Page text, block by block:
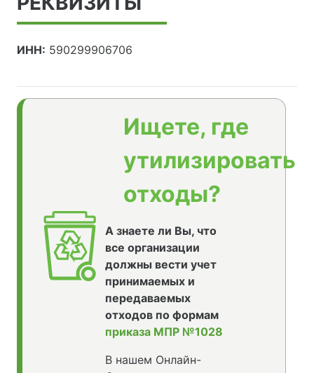
ИНН: 590299906706
Ищете, где
утилизировать
отходы?
А знаете ли Вы, что
все организации
должны вести учет
принимаемых и
передаваемых
отходов по формам
приказа МПР №1028
В нашем Онлайн-